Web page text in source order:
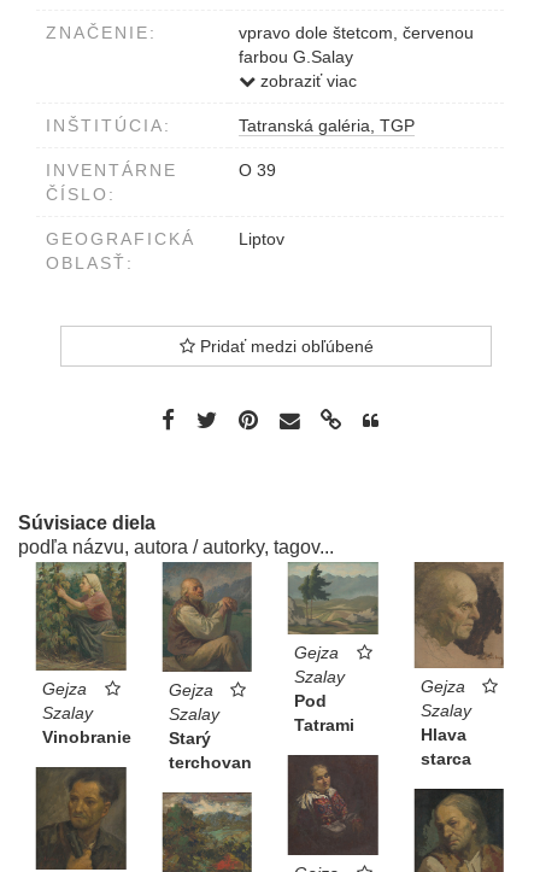
ZNAČENIE:
vpravo dole štetcom, červenou
farbou G.Salay
null0001000058
zobraziť viac
INŠTITÚCIA: Tatranská galéria, TGP
INVENTÁRNE
ČÍSLO:
O 39
GEOGRAFICKÁ
OBLASŤ:
Liptov
Pridať medzi obľúbené
Súvisiace diela
podľa názvu, autora / autorky, tagov...
Gejza
Szalay
Vinobranie
Gejza
Szalay
Starý
terchovan
Gejza
Szalay
Pod
Tatrami
Gejza
Szalay
Hlava
starca